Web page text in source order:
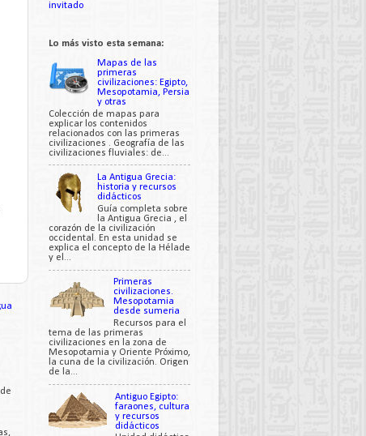
invitado
Lo más visto esta semana:
Mapas de las
primeras
civilizaciones: Egipto,
Mesopotamia, Persia
y otras
Colección de mapas para
explicar los contenidos
relacionados con las primeras
civilizaciones . Geografía de las
civilizaciones fluviales: de...
La Antigua Grecia:
historia y recursos
didácticos
Guía completa sobre
la Antigua Grecia , el
corazón de la civilización
occidental. En esta unidad se
explica el concepto de la Hélade
y el...
Primeras
civilizaciones.
Mesopotamia
desde sumeria
Recursos para el
tema de las primeras
civilizaciones en la zona de
Mesopotamia y Oriente Próximo,
la cuna de la civilización. Origen
de la...
Antiguo Egipto:
faraones, cultura
y recursos
didácticos